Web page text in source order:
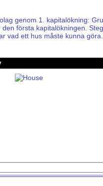
1. kapitalökning:
första kapitalökningen.
vad ett hus måste kunna